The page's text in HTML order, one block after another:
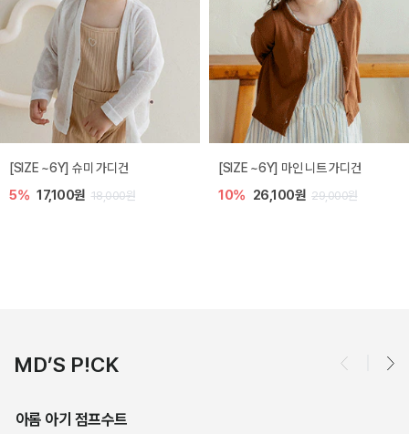
밀라 아기 점프수트
10% 30,600원 34,000원
밀라 아기 셋업
20% 35,200원 44,000원
MD’S P!CK
아롬 아기 점프수트